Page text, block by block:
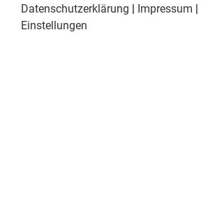
Datenschutzerklärung | Impressum |
Einstellungen